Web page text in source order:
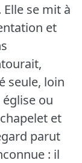
Elle se mit à
et
seule, loin
ou
et
parut
: il